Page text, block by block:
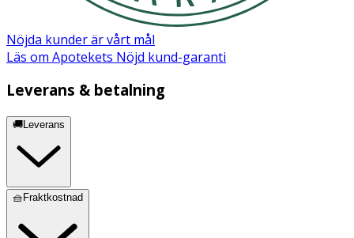
· Tvättas i 40°C
· Ingen tumling
· Tvättas separat, gärna i tvättpåse
· Använd inte sköljmedel
Material
· Yttertyg: 84% Polyester, 16% Elastan.
· Foder: 100% Polyester.
Nöjda kunder är vårt mål
Läs om Apotekets Nöjd kund-garanti
Leverans & betalning
🚚Leverans
🧺Fraktkostnad